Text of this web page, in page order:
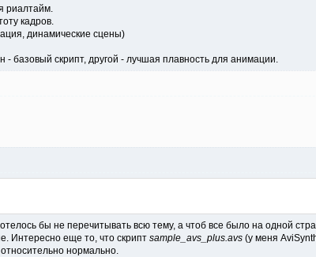
риалтайм.
кадров.
динамические сцены)
базовый скрипт, другой - лучшая плавность для анимации.
бы не перечитывать всю тему, а чтоб все было на одной
Интересно еще то, что скрипт sample_avs_plus.avs (у меня
нормально.